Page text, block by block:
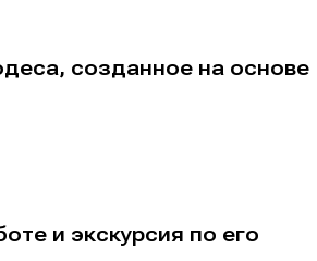
созданное на основе
и экскурсия по его